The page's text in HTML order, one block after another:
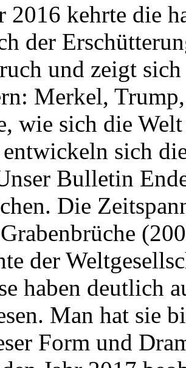
2016 kehrte die
der
und zeigt
Merkel,
wie sich die
sich
Bulletin
Die
der
haben deutlich
Man hat sie
Form und